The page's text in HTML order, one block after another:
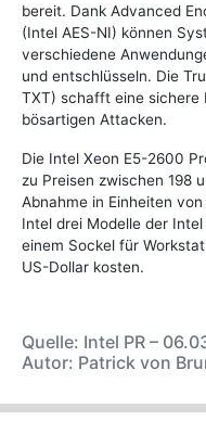
bereit. Dank Advanced
(Intel AES-NI) können
verschiedene
und entschlüsseln. Die
TXT) schafft eine
bösartigen Attacken.
Die Intel Xeon E5-2600
zu Preisen zwischen 198
Abnahme in Einheiten
Intel drei Modelle der
einem Sockel für
US-Dollar kosten.
Quelle: Intel PR –
Autor: Patrick von